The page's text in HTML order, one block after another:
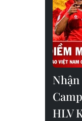
HLV